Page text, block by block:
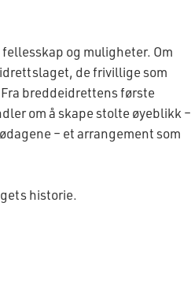
og muligheter. Om
de frivillige som
breddeidrettens første
om å skape stolte øyeblikk –
– et arrangement som
historie.